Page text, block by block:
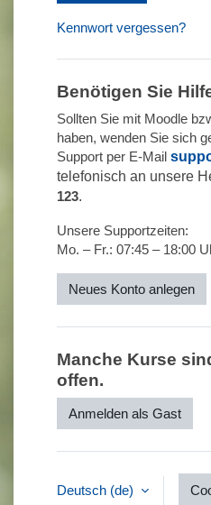
Kennwort vergessen?
Benötigen Sie
Sollten Sie mit Moodle
haben, wenden Sie sich
Support per E-Mail
telefonisch an unsere
123.
Unsere Supportzeiten:
Mo. – Fr.: 07:45 – 18:00
Neues Konto anlegen
Manche Kurse
offen.
Anmelden als Gast
Deutsch ‎(de)‎